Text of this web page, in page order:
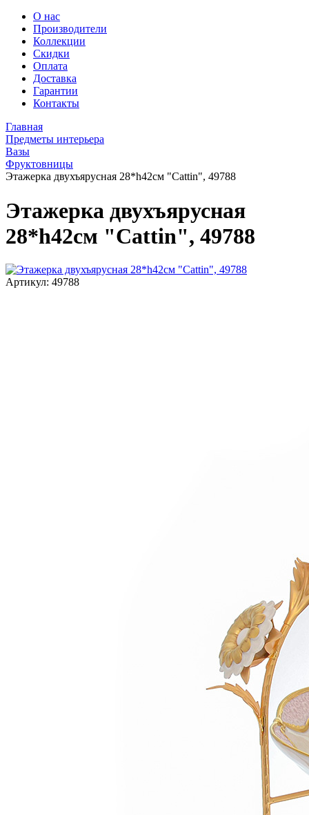
О нас
Производители
Коллекции
Скидки
Оплата
Доставка
Гарантии
Контакты
Главная
Предметы интерьера
Вазы
Фруктовницы
Этажерка двухъярусная 28*h42см "Cattin", 49788
Этажерка двухъярусная
28*h42см "Cattin", 49788
Артикул: 49788